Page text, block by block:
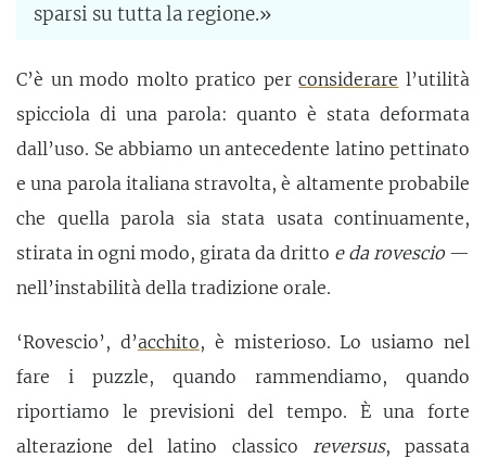
sparsi su tutta la regione.»
C’è un modo molto pratico perconsiderare l’utilità
spicciola di una parola: quanto è stata deformata
dall’uso. Se abbiamo un antecedente latino pettinato
e una parola italiana stravolta, è altamente probabile
che quella parola sia stata usata continuamente,
stirata in ogni modo, girata da dritto e da rovescio —
nell’instabilità della tradizione orale.
‘Rovescio’, d’acchito, è misterioso. Lo usiamo nel
fare i puzzle, quando rammendiamo, quando
riportiamo le previsioni del tempo. È una forte
alterazione del latino classico
reversus, passata